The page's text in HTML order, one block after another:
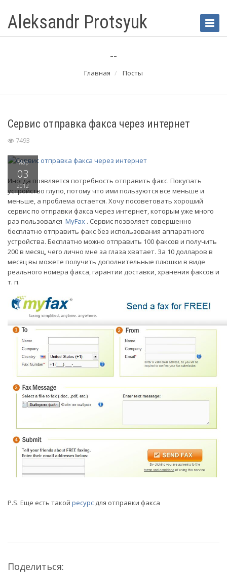
Toggle
Aleksandr Protsyuk
--
Главная Посты
Сервис отправка факса через интернет
7493
Мар
03
2012
Иногда появляется потребность отправить факс. Покупать
устройство глупо, потому что ими пользуются все меньше и
меньше, а проблема остается. Хочу посоветовать хороший
сервис по отправки факса через интернет, которым уже много
раз пользовался MyFax . Сервис позволяет совершенно
бесплатно отправить факс без использования аппаратного
устройства. Бесплатно можно отправить 100 факсов и получить
200 в месяц, чего лично мне за глаза хватает. За 10 долларов в
месяц вы можете получить дополнительные плюшки в виде
реального номера факса, гарантии доставки, хранения факсов и
т. п.
P.S. Еще есть такой ресурс для отправки факса
Поделиться: